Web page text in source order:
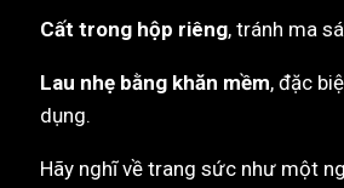
Cất trong hộp riêng, tránh ma
Lau nhẹ bằng khăn mềm, đặc
dụng.
Hãy nghĩ về trang sức như một